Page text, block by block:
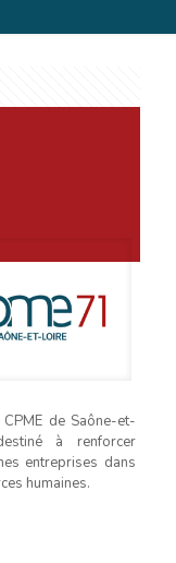
de Saône-et-
à renforcer
entreprises dans
humaines.